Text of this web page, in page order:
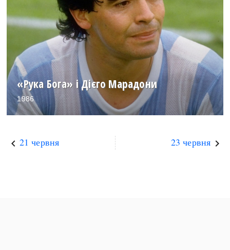
«Рука Бога» і Дієго Марадони
1986
keyboard_arrow_left 21 червня 23 червня keyboard_arrow_right